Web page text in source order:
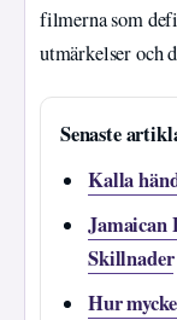
filmerna som
utmärkelser och
Senaste
Kalla
Jamaican
Skillnader
Hur